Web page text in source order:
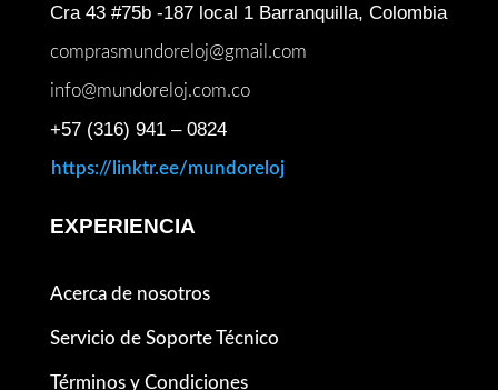
Cra 43 #75b -187 local 1 Barranquilla, Colombia
comprasmundoreloj@gmail.com
info@mundoreloj.com.co
+57 (316) 941 – 0824
https://linktr.ee/mundoreloj
EXPERIENCIA
Acerca de nosotros
Servicio de Soporte Técnico
Términos y Condiciones